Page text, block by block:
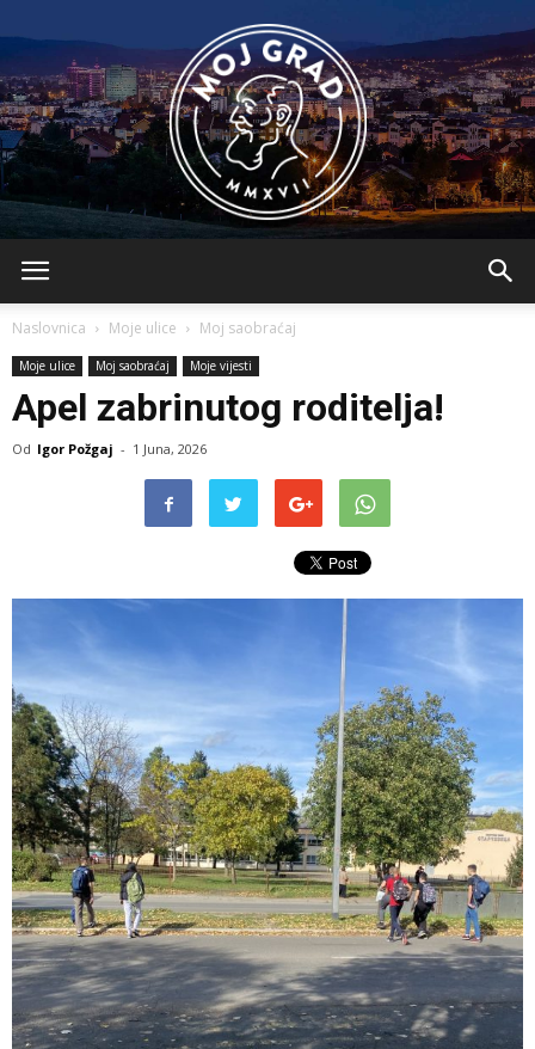
Naslovnica Moje ulice Moj saobraćaj
Moje ulice Moj saobraćaj Moje vijesti
Apel zabrinutog roditelja!
Od Igor Požgaj - 1 Juna, 2026